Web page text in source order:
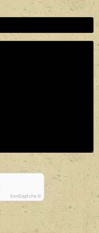
IconCaptcha ©